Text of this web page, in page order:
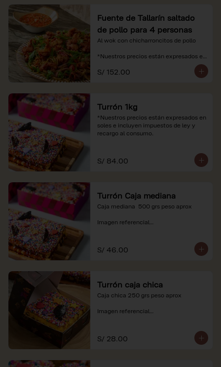
Fuente de Tallarín saltado
de pollo para 4 personas
Al wok con chicharroncitos de pollo
*Nuestros precios están expresados en
recargo al consumo.
S/ 152.00
Turrón 1kg
*Nuestros precios están expresados en
soles e incluyen impuestos de ley y
recargo al consumo.
S/ 84.00
Turrón Caja mediana
Caja mediana  500 grs peso aprox
Imagen referencial
soles e incluyen impuestos de ley y
recargo al consumo.
S/ 46.00
Turrón caja chica
Caja chica 250 grs peso aprox
Imagen referencial
soles e incluyen impuestos de ley y
recargo al consumo.
S/ 28.00